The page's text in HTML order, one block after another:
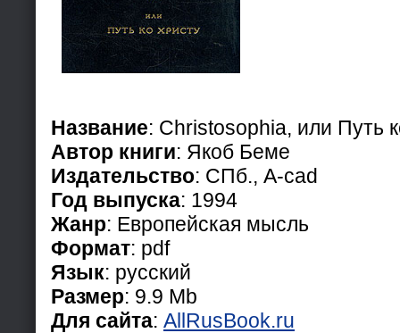
Название: Christosophia, или Путь
Автор книги: Якоб Беме
Издательство: СПб., A-cad
Год выпуска: 1994
Жанр: Европейская мысль
Формат: pdf
Язык: русский
Размер: 9.9 Mb
Для сайта: AllRusBook.ru